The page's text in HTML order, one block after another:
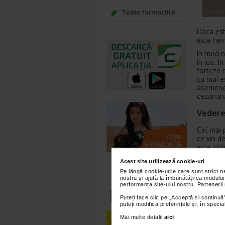
Acest site utilizează cookie-uri
Pe lângă cookie-urile care sunt strict
nostru și ajută la îmbunătățirea
performanța site-ului nostru.
Puteți face clic pe „Acceptă si
puteți modifica preferințele și, în
Mai multe detalii aici
Daca
este
In mod
in jos.
forteze
ca mai
Cel mai
ce vei
este
De
absolut
va
Corpul
Toate farmaciile